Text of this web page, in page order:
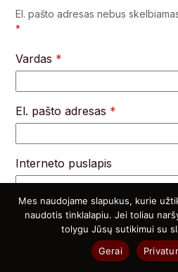
El. pašto adresas nebus
*
Vardas *
El. pašto adresas *
Interneto puslapis
Noriu savo interneto
pašto adresą ir interneto
Mes naudojame slapukus, kurie
naudotis tinklalapiu. Jei toliau
tolygu Jūsų sutikimui su
Gerai